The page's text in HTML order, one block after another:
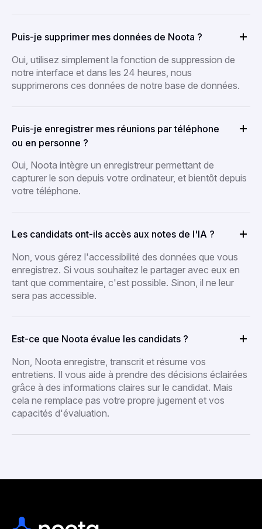
Puis-je supprimer mes données de Noota ?
Oui, utilisez simplement la fonction de suppression de
notre interface et dans les 24 heures, nous
supprimerons ces données de notre base de données.
Puis-je enregistrer mes réunions par téléphone
ou en personne ?
Oui, Noota intègre un enregistreur permettant de
capturer le son depuis votre ordinateur, et bientôt depuis
votre téléphone.
Les candidats ont-ils accès aux notes de l'IA ?
Non, vous gérez l'accessibilité des données que vous
enregistrez. Si vous souhaitez le partager avec eux en
tant que commentaire, c'est possible. Sinon, il ne leur
sera pas accessible.
Est-ce que Noota évalue les candidats ?
Non, Noota enregistre, transcrit et résume vos
entretiens. Il vous aide à prendre des décisions éclairées
grâce à des informations claires sur le candidat. Mais
cela ne remplace pas votre propre jugement et vos
capacités d'évaluation.